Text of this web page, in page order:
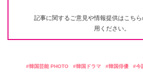
記事に関するご意見や情報提供はこち
用ください。
韓国芸能 PHOTO 韓国ドラマ 韓国俳優 今